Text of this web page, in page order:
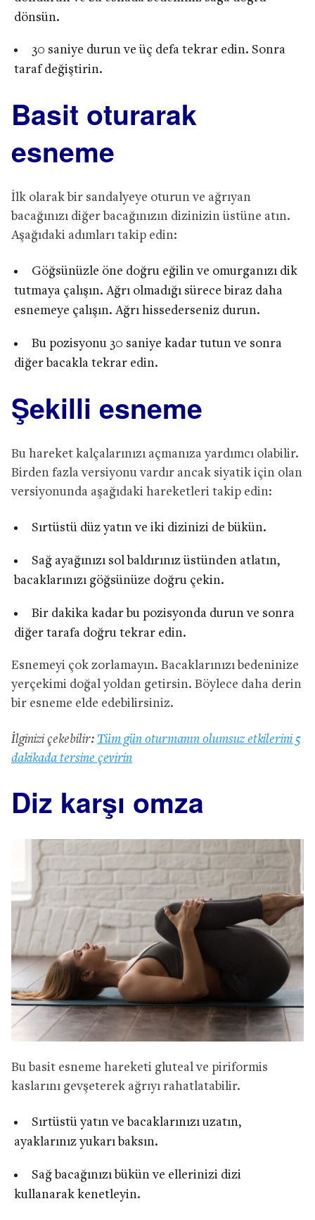
dönsün.
30 saniye durun ve üç defa tekrar edin. Sonra
taraf değiştirin.
Basit oturarak
esneme
İlk olarak bir sandalyeye oturun ve ağrıyan
bacağınızı diğer bacağınızın dizinizin üstüne atın.
Aşağıdaki adımları takip edin:
Göğsünüzle öne doğru eğilin ve omurganızı dik
tutmaya çalışın. Ağrı olmadığı sürece biraz daha
esnemeye çalışın. Ağrı hissederseniz durun.
Bu pozisyonu 30 saniye kadar tutun ve sonra
diğer bacakla tekrar edin.
Şekilli esneme
Bu hareket kalçalarınızı açmanıza yardımcı olabilir.
Birden fazla versiyonu vardır ancak siyatik için olan
versiyonunda aşağıdaki hareketleri takip edin:
Sırtüstü düz yatın ve iki dizinizi de bükün.
Sağ ayağınızı sol baldırınız üstünden atlatın,
bacaklarınızı göğsünüze doğru çekin.
Bir dakika kadar bu pozisyonda durun ve sonra
diğer tarafa doğru tekrar edin.
Esnemeyi çok zorlamayın. Bacaklarınızı bedeninize
yerçekimi doğal yoldan getirsin. Böylece daha derin
bir esneme elde edebilirsiniz.
İlginizi çekebilir: Tüm gün oturmanın olumsuz etkilerini 5
dakikada tersine çevirin
Diz karşı omza
Bu basit esneme hareketi gluteal ve piriformis
kaslarını gevşeterek ağrıyı rahatlatabilir.
Sırtüstü yatın ve bacaklarınızı uzatın,
ayaklarınız yukarı baksın.
Sağ bacağınızı bükün ve ellerinizi dizi
kullanarak kenetleyin.